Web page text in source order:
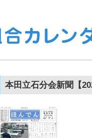
本田立石分会新聞【